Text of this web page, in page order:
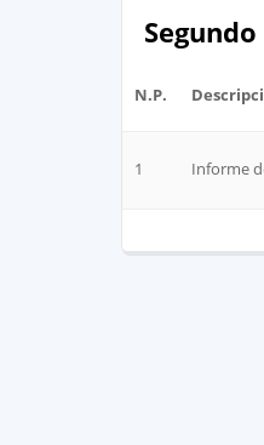
N.P.
1 Informe